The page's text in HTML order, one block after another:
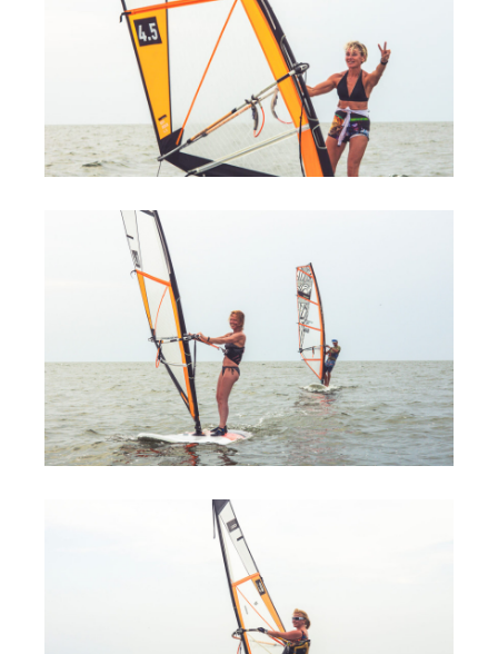
Прокат сап и вейкборд
Система скидок
Места катания
Наши Станции
Ветратория.Вьетнам
Ветратория.Россия